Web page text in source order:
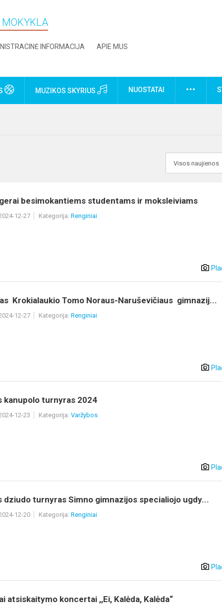
MOKYKLA
INFORMACIJA
APIE MUS
MUZIKOS SKYRIUS NUOSTATAI
besimokantiems studentams ir moksleiviams
12-27 Kategorija: Renginiai
Krokialaukio Tomo Noraus-Naruševičiaus gimnazij...
12-27 Kategorija: Renginiai
kanupolo turnyras 2024
12-23 Kategorija: Varžybos
dziudo turnyras Simno gimnazijos specialiojo ugdy...
12-20 Kategorija: Renginiai
atsiskaitymo koncertai ,,Ei, Kalėda, Kalėda“